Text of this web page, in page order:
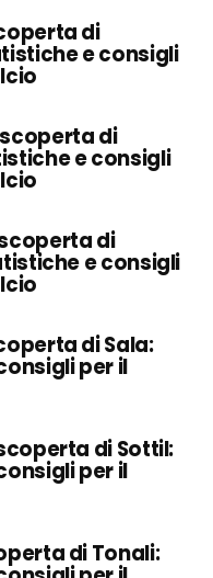
di
e consigli
di
e consigli
di
e consigli
di Sala:
per il
di Sottil:
per il
di Tonali: